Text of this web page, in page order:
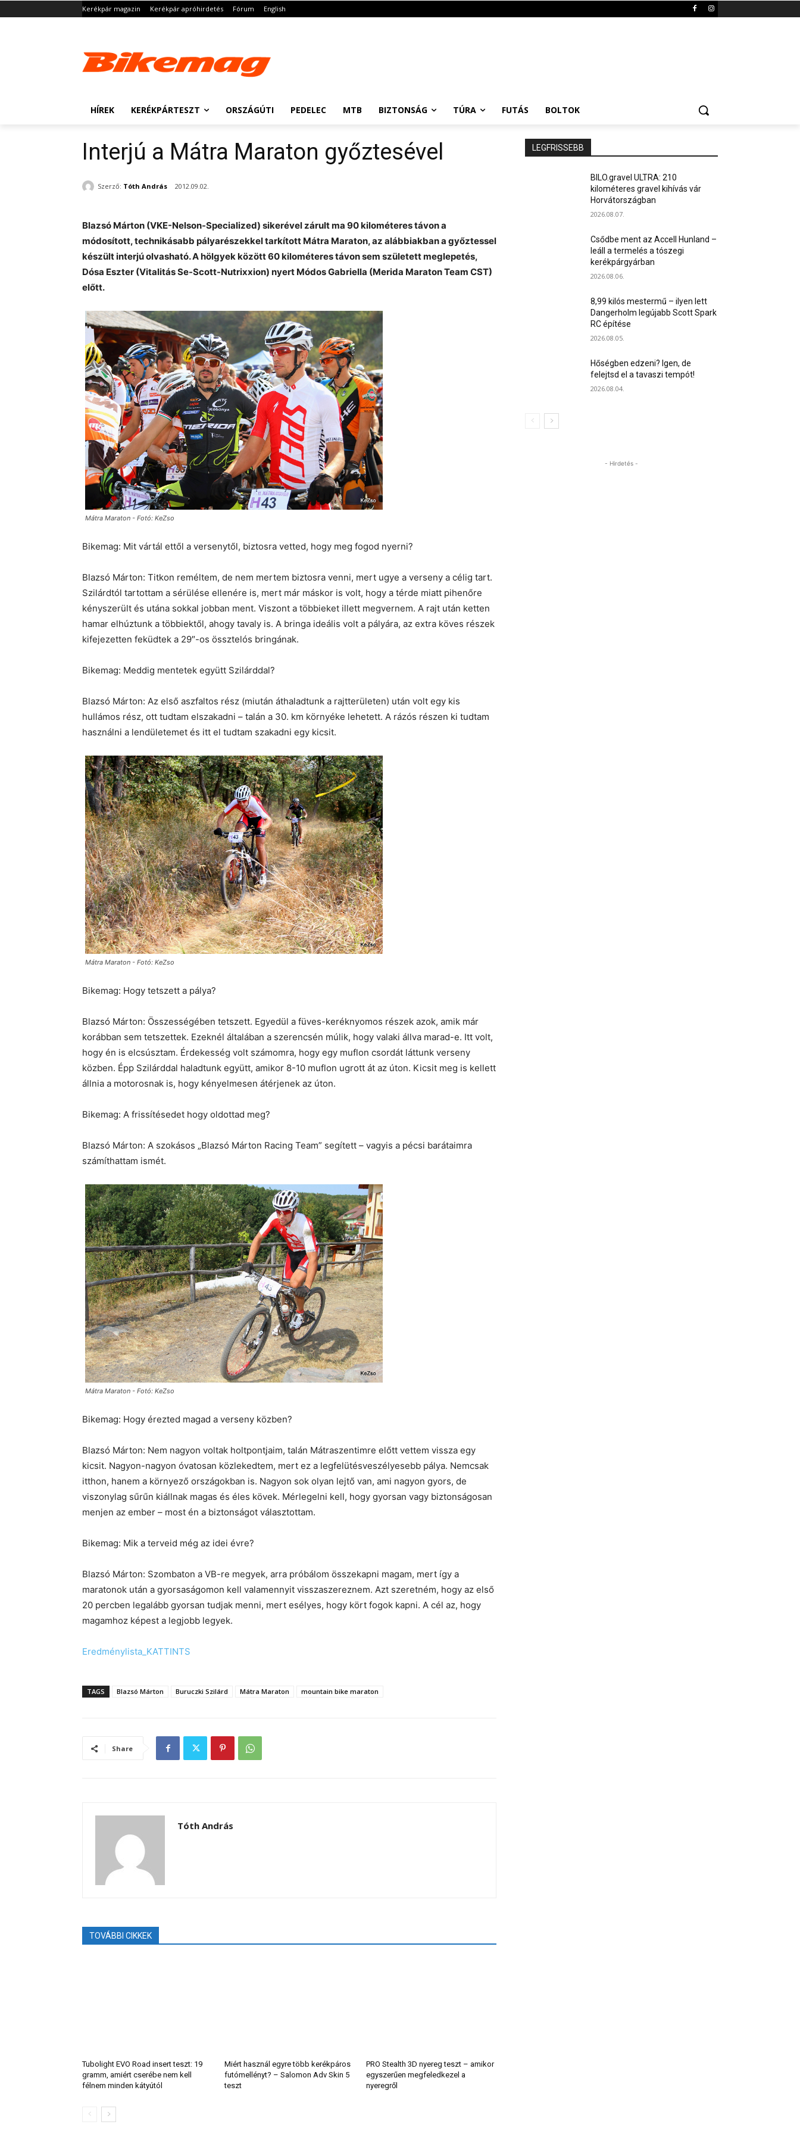
Kerékpár magazin Kerékpár apróhirdetés Fórum English
HÍREK KERÉKPÁRTESZT ORSZÁGÚTI PEDELEC MTB BIZTONSÁG TÚRA FUTÁS BOLTOK
Interjú a Mátra Maraton győztesével
Szerző: Tóth András 2012.09.02.
Blazsó Márton (VKE-Nelson-Specialized) sikerével zárult ma 90 kilométeres távon a
módosított, technikásabb pályarészekkel tarkított Mátra Maraton, az alábbiakban a győztessel
készült interjú olvasható. A hölgyek között 60 kilométeres távon sem született meglepetés,
Dósa Eszter (Vitalitás Se-Scott-Nutrixxion) nyert Módos Gabriella (Merida Maraton Team CST)
előtt.
Mátra Maraton - Fotó: KeZso
Bikemag: Mit vártál ettől a versenytől, biztosra vetted, hogy meg fogod nyerni?
Blazsó Márton: Titkon reméltem, de nem mertem biztosra venni, mert ugye a verseny a célig tart.
Szilárdtól tartottam a sérülése ellenére is, mert már máskor is volt, hogy a térde miatt pihenőre
kényszerült és utána sokkal jobban ment. Viszont a többieket illett megvernem. A rajt után ketten
hamar elhúztunk a többiektől, ahogy tavaly is. A bringa ideális volt a pályára, az extra köves részek
kifejezetten feküdtek a 29″-os össztelós bringának.
Bikemag: Meddig mentetek együtt Szilárddal?
Blazsó Márton: Az első aszfaltos rész (miután áthaladtunk a rajtterületen) után volt egy kis
hullámos rész, ott tudtam elszakadni – talán a 30. km környéke lehetett. A rázós részen ki tudtam
használni a lendületemet és itt el tudtam szakadni egy kicsit.
Mátra Maraton - Fotó: KeZso
Bikemag: Hogy tetszett a pálya?
Blazsó Márton: Összességében tetszett. Egyedül a füves-keréknyomos részek azok, amik már
korábban sem tetszettek. Ezeknél általában a szerencsén múlik, hogy valaki állva marad-e. Itt volt,
hogy én is elcsúsztam. Érdekesség volt számomra, hogy egy muflon csordát láttunk verseny
közben. Épp Szilárddal haladtunk együtt, amikor 8-10 muflon ugrott át az úton. Kicsit meg is kellett
állnia a motorosnak is, hogy kényelmesen átérjenek az úton.
Bikemag: A frissítésedet hogy oldottad meg?
Blazsó Márton: A szokásos „Blazsó Márton Racing Team” segített – vagyis a pécsi barátaimra
számíthattam ismét.
Mátra Maraton - Fotó: KeZso
Bikemag: Hogy érezted magad a verseny közben?
Blazsó Márton: Nem nagyon voltak holtpontjaim, talán Mátraszentimre előtt vettem vissza egy
kicsit. Nagyon-nagyon óvatosan közlekedtem, mert ez a legfelütésveszélyesebb pálya. Nemcsak
itthon, hanem a környező országokban is. Nagyon sok olyan lejtő van, ami nagyon gyors, de
viszonylag sűrűn kiállnak magas és éles kövek. Mérlegelni kell, hogy gyorsan vagy biztonságosan
menjen az ember – most én a biztonságot választottam.
Bikemag: Mik a terveid még az idei évre?
Blazsó Márton: Szombaton a VB-re megyek, arra próbálom összekapni magam, mert így a
maratonok után a gyorsaságomon kell valamennyit visszaszereznem. Azt szeretném, hogy az első
20 percben legalább gyorsan tudjak menni, mert esélyes, hogy kört fogok kapni. A cél az, hogy
magamhoz képest a legjobb legyek.
Eredménylista_KATTINTS
TAGS Blazsó Márton Buruczki Szilárd Mátra Maraton mountain bike maraton
Share
Tóth András
TOVÁBBI CIKKEK
Tubolight EVO Road insert teszt: 19
gramm, amiért cserébe nem kell
félnem minden kátyútól
Miért használ egyre több kerékpáros
futómellényt? – Salomon Adv Skin 5
teszt
PRO Stealth 3D nyereg teszt – amikor
egyszerűen megfeledkezel a
nyeregről
LEGFRISSEBB
BILO.gravel ULTRA: 210
kilométeres gravel kihívás vár
Horvátországban
2026.08.07.
Csődbe ment az Accell Hunland –
leáll a termelés a tószegi
kerékpárgyárban
2026.08.06.
8,99 kilós mestermű – ilyen lett
Dangerholm legújabb Scott Spark
RC építése
2026.08.05.
Hőségben edzeni? Igen, de
felejtsd el a tavaszi tempót!
2026.08.04.
- Hirdetés -